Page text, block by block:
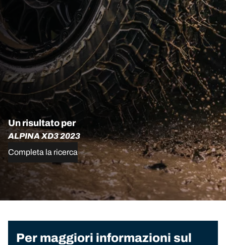
Un risultato per
ALPINA XD3 2023
Completa la ricerca
Per maggiori informazioni sul